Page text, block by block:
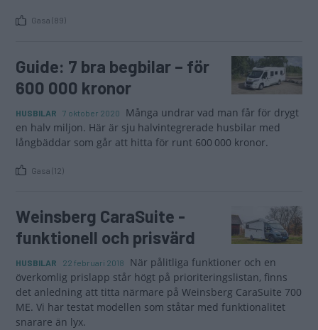
Gasa (89)
Guide: 7 bra begbilar – för
600 000 kronor
HUSBILAR 7 oktober 2020
Många undrar vad man får för drygt
en halv miljon. Här är sju halvintegrerade husbilar med
långbäddar som går att hitta för runt 600 000 kronor.
Gasa (12)
Weinsberg CaraSuite -
funktionell och prisvärd
HUSBILAR 22 februari 2018
När pålitliga funktioner och en
överkomlig prislapp står högt på prioriteringslistan, finns
det anledning att titta närmare på Weinsberg CaraSuite 700
ME. Vi har testat modellen som ståtar med funktionalitet
snarare än lyx.